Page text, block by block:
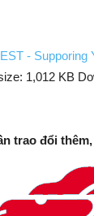
- Supporing
1,012 KB
trao đổi